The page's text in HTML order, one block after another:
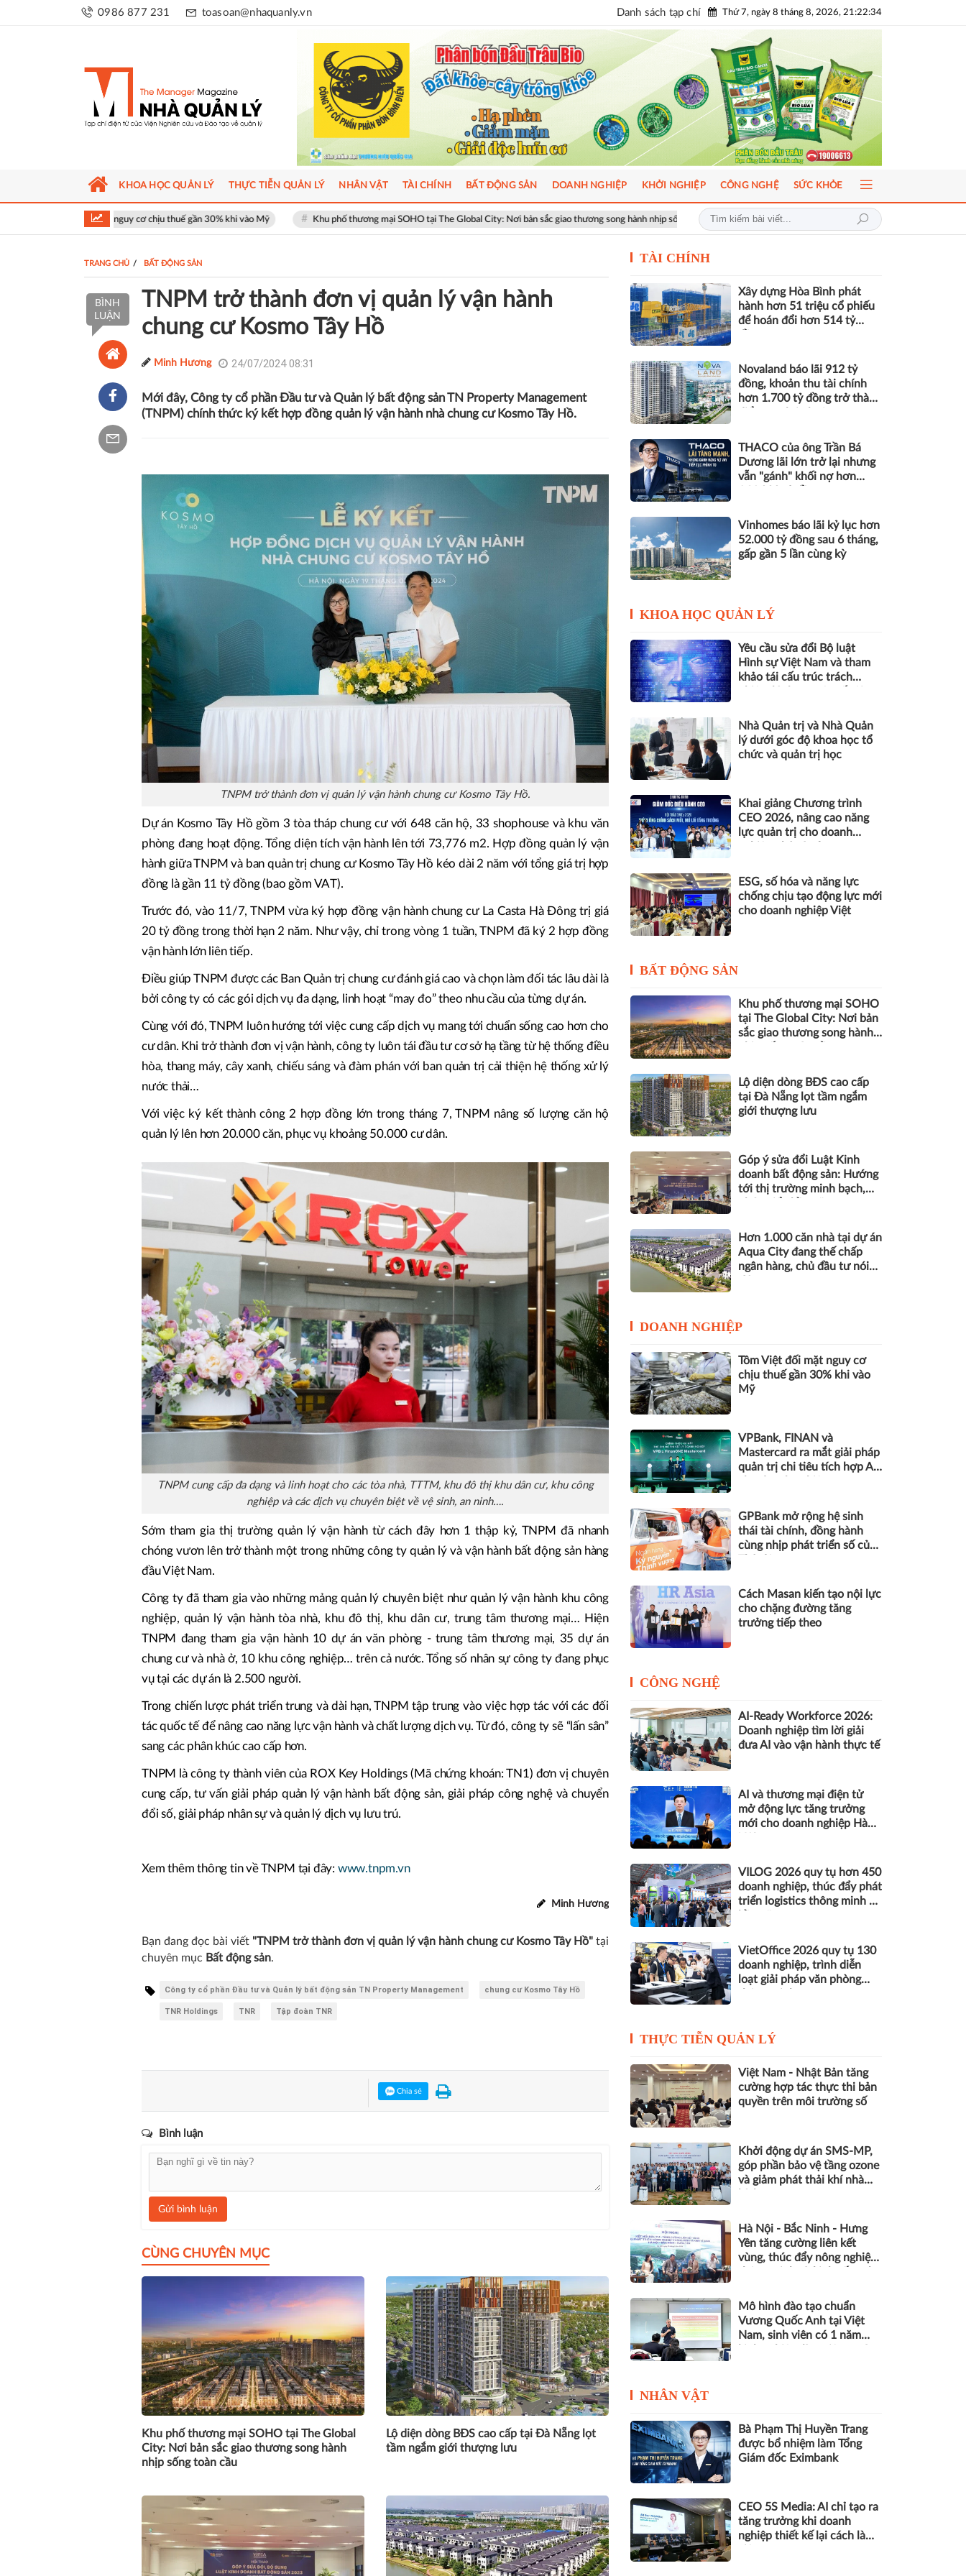
0986 877 231 toasoan@nhaquanly.vn Danh sách tạp chí Thứ 7, ngày 8 tháng 8, 2026, 21:22:36
mặt nguy cơ chịu thuế gần 30% khi vào Mỹ Khu phố thương mại SOHO tại The Global City: Nơi bản sắc giao thương song hành nhịp sống toàn cầu ICFM 2026: Đột phá mới trong phát triển Y học bào thai và Di
KHOA HỌC QUẢN LÝ THỰC TIỄN QUẢN LÝ NHÂN VẬT TÀI CHÍNH BẤT ĐỘNG SẢN DOANH NGHIỆP KHỞI NGHIỆP CÔNG NGHỆ SỨC KHỎE
TRANG CHỦ BẤT ĐỘNG SẢN
BÌNH
LUẬN
TNPM trở thành đơn vị quản lý vận hành
chung cư Kosmo Tây Hồ
Minh Hương 24/07/2024 08:31
Mới đây, Công ty cổ phần Đầu tư và Quản lý bất động sản TN Property Management
(TNPM) chính thức ký kết hợp đồng quản lý vận hành nhà chung cư Kosmo Tây Hồ.
TNPM trở thành đơn vị quản lý vận hành chung cư Kosmo Tây Hồ.
Dự án Kosmo Tây Hồ gồm 3 tòa tháp chung cư với 648 căn hộ, 33 shophouse và khu văn
phòng đang hoạt động. Tổng diện tích vận hành lên tới 73,776 m2. Hợp đồng quản lý vận
hành giữa TNPM và ban quản trị chung cư Kosmo Tây Hồ kéo dài 2 năm với tổng giá trị hợp
đồng là gần 11 tỷ đồng (bao gồm VAT).
Trước đó, vào 11/7, TNPM vừa ký hợp đồng vận hành chung cư La Casta Hà Đông trị giá
20 tỷ đồng trong thời hạn 2 năm. Như vậy, chỉ trong vòng 1 tuần, TNPM đã ký 2 hợp đồng
vận hành lớn liên tiếp.
Điều giúp TNPM được các Ban Quản trị chung cư đánh giá cao và chọn làm đối tác lâu dài là
bởi công ty có các gói dịch vụ đa dạng, linh hoạt “may đo” theo nhu cầu của từng dự án.
Cùng với đó, TNPM luôn hướng tới việc cung cấp dịch vụ mang tới chuẩn sống cao hơn cho
cư dân. Khi trở thành đơn vị vận hành, công ty luôn tái đầu tư cơ sở hạ tầng từ hệ thống điều
hòa, thang máy, cây xanh, chiếu sáng và đàm phán với ban quản trị cải thiện hệ thống xử lý
nước thải…
Với việc ký kết thành công 2 hợp đồng lớn trong tháng 7, TNPM nâng số lượng căn hộ
quản lý lên hơn 20.000 căn, phục vụ khoảng 50.000 cư dân.
TNPM cung cấp đa dạng và linh hoạt cho các tòa nhà, TTTM, khu đô thị khu dân cư, khu công
nghiệp và các dịch vụ chuyên biệt về vệ sinh, an ninh….
Sớm tham gia thị trường quản lý vận hành từ cách đây hơn 1 thập kỷ, TNPM đã nhanh
chóng vươn lên trở thành một trong những công ty quản lý và vận hành bất động sản hàng
đầu Việt Nam.
Công ty đã tham gia vào những mảng quản lý chuyên biệt như quản lý vận hành khu công
nghiệp, quản lý vận hành tòa nhà, khu đô thị, khu dân cư, trung tâm thương mại… Hiện
TNPM đang tham gia vận hành 10 dự án văn phòng - trung tâm thương mại, 35 dự án
chung cư và nhà ở, 10 khu công nghiệp… trên cả nước. Tổng số nhân sự công ty đang phục
vụ tại các dự án là 2.500 người.
Trong chiến lược phát triển trung và dài hạn, TNPM tập trung vào việc hợp tác với các đối
tác quốc tế để nâng cao năng lực vận hành và chất lượng dịch vụ. Từ đó, công ty sẽ “lấn sân”
sang các phân khúc cao cấp hơn.
TNPM là công ty thành viên của ROX Key Holdings (Mã chứng khoán: TN1) đơn vị chuyên
cung cấp, tư vấn giải pháp quản lý vận hành bất động sản, giải pháp công nghệ và chuyển
đổi số, giải pháp nhân sự và quản lý dịch vụ lưu trú.
Xem thêm thông tin về TNPM tại đây: www.tnpm.vn
Minh Hương
Bạn đang đọc bài viết "TNPM trở thành đơn vị quản lý vận hành chung cư Kosmo Tây Hồ" tại
chuyên mục Bất động sản.
Công ty cổ phần Đầu tư và Quản lý bất động sản TN Property Management chung cư Kosmo Tây Hồ
TNR Holdings TNR Tập đoàn TNR
Chia sẻ
Bình luận
Gửi bình luận
CÙNG CHUYÊN MỤC
Khu phố thương mại SOHO tại The Global
City: Nơi bản sắc giao thương song hành
nhịp sống toàn cầu
Lộ diện dòng BĐS cao cấp tại Đà Nẵng lọt
tầm ngắm giới thượng lưu
TÀI CHÍNH
Xây dựng Hòa Bình phát
hành hơn 51 triệu cổ phiếu
để hoán đổi hơn 514 tỷ
Novaland báo lãi 912 tỷ
đồng, khoản thu tài chính
hơn 1.700 tỷ đồng trở thành
THACO của ông Trần Bá
Dương lãi lớn trở lại nhưng
vẫn "gánh" khối nợ hơn
Vinhomes báo lãi kỷ lục hơn
52.000 tỷ đồng sau 6 tháng,
gấp gần 5 lần cùng kỳ
KHOA HỌC QUẢN LÝ
Yêu cầu sửa đổi Bộ luật
Hình sự Việt Nam và tham
khảo tái cấu trúc trách
nhân tạo
Nhà Quản trị và Nhà Quản
lý dưới góc độ khoa học tổ
chức và quản trị học
Khai giảng Chương trình
CEO 2026, nâng cao năng
lực quản trị cho doanh
ESG, số hóa và năng lực
chống chịu tạo động lực mới
cho doanh nghiệp Việt
BẤT ĐỘNG SẢN
Khu phố thương mại SOHO
tại The Global City: Nơi bản
sắc giao thương song hành
Lộ diện dòng BĐS cao cấp
tại Đà Nẵng lọt tầm ngắm
giới thượng lưu
Góp ý sửa đổi Luật Kinh
doanh bất động sản: Hướng
tới thị trường minh bạch,
Hơn 1.000 căn nhà tại dự án
Aqua City đang thế chấp
ngân hàng, chủ đầu tư nói
DOANH NGHIỆP
Tôm Việt đối mặt nguy cơ
chịu thuế gần 30% khi vào
Mỹ
VPBank, FINAN và
Mastercard ra mắt giải pháp
quản trị chi tiêu tích hợp AI
GPBank mở rộng hệ sinh
thái tài chính, đồng hành
cùng nhịp phát triển số của
Cách Masan kiến tạo nội lực
cho chặng đường tăng
trưởng tiếp theo
CÔNG NGHỆ
AI-Ready Workforce 2026:
Doanh nghiệp tìm lời giải
đưa AI vào vận hành thực tế
AI và thương mại điện tử
mở động lực tăng trưởng
mới cho doanh nghiệp Hà
VILOG 2026 quy tụ hơn 450
doanh nghiệp, thúc đẩy phát
triển logistics thông minh và
VietOffice 2026 quy tụ 130
doanh nghiệp, trình diễn
loạt giải pháp văn phòng
THỰC TIỄN QUẢN LÝ
Việt Nam - Nhật Bản tăng
cường hợp tác thực thi bản
quyền trên môi trường số
Khởi động dự án SMS-MP,
góp phần bảo vệ tầng ozone
và giảm phát thải khí nhà
Hà Nội - Bắc Ninh - Hưng
Yên tăng cường liên kết
vùng, thúc đẩy nông nghiệp
Mô hình đào tạo chuẩn
Vương Quốc Anh tại Việt
Nam, sinh viên có 1 năm
NHÂN VẬT
Bà Phạm Thị Huyền Trang
được bổ nhiệm làm Tổng
Giám đốc Eximbank
CEO 5S Media: AI chỉ tạo ra
tăng trưởng khi doanh
nghiệp thiết kế lại cách làm